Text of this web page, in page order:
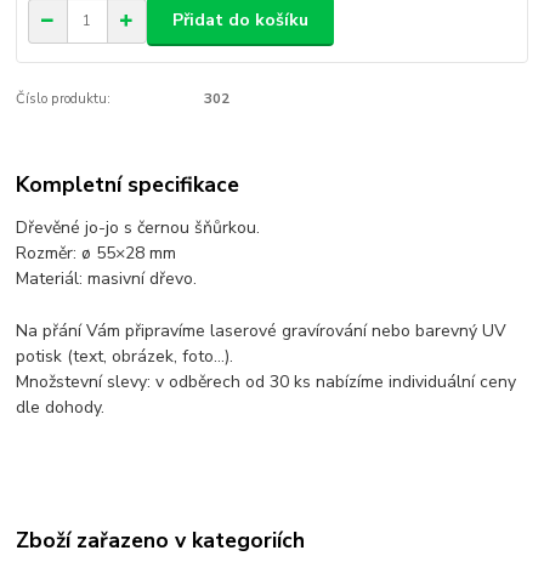
Přidat do košíku
Číslo produktu: 302
Kompletní specifikace
Dřevěné jo-jo s černou šňůrkou.
Rozměr: ø 55×28 mm
Materiál: masivní dřevo.
Na přání Vám připravíme laserové gravírování nebo barevný UV
potisk (text, obrázek, foto...).
Množstevní slevy: v odběrech od 30 ks nabízíme individuální ceny
dle dohody.
Zboží zařazeno v kategoriích